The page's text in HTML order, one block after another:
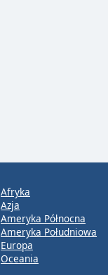
Afryka
Azja
Ameryka Północna
Ameryka Południowa
Europa
Oceania